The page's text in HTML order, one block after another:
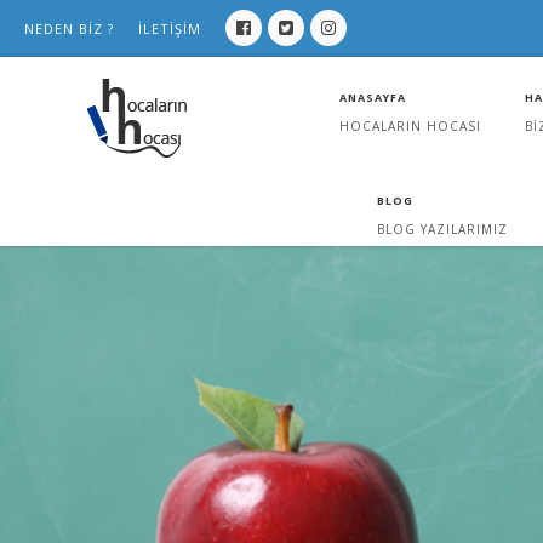
NEDEN BİZ ? İLETİŞİM
ANASAYFA
HOCALARIN HOCASI
BLOG
BLOG YAZILARIMIZ